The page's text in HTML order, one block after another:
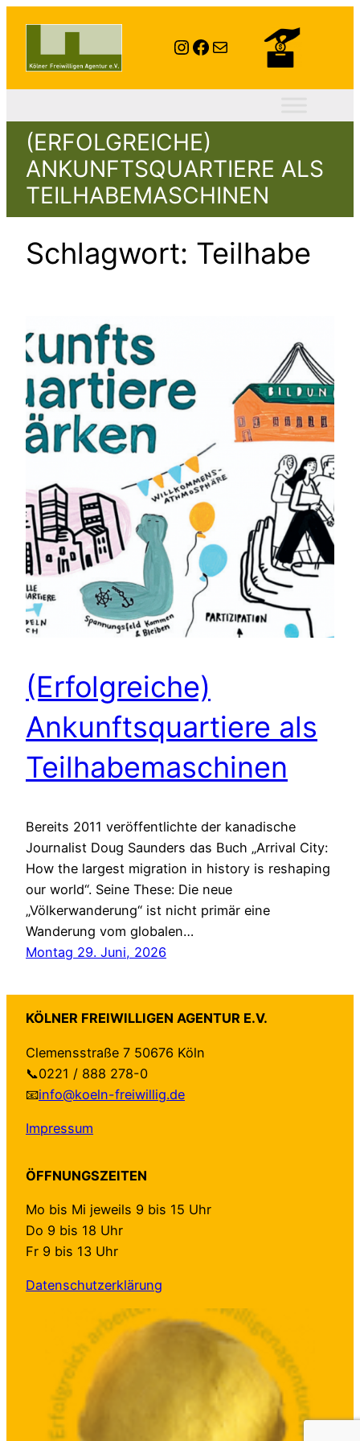
springen
Instagram
Facebook
E-Mail
(ERFOLGREICHE)
ANKUNFTSQUARTIERE ALS
TEILHABEMASCHINEN
Schlagwort: Teilhabe
(Erfolgreiche)
Ankunftsquartiere als
Teilhabemaschinen
Bereits 2011 veröffentlichte der kanadische
Journalist Doug Saunders das Buch „Arrival City:
How the largest migration in history is reshaping
our world“. Seine These: Die neue
„Völkerwanderung“ ist nicht primär eine
Wanderung vom globalen…
Montag 29. Juni, 2026
KÖLNER FREIWILLIGEN AGENTUR E.V.
Clemensstraße 7 50676 Köln
📞0221 / 888 278-0
📧info@koeln-freiwillig.de
Impressum
ÖFFNUNGSZEITEN
Mo bis Mi jeweils 9 bis 15 Uhr
Do 9 bis 18 Uhr
Fr 9 bis 13 Uhr
Datenschutzerklärung